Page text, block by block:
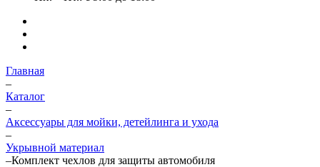
Главная
–
Каталог
–
Аксессуары для мойки, детейлинга и ухода
–
Укрывной материал
–Комплект чехлов для защиты автомобиля